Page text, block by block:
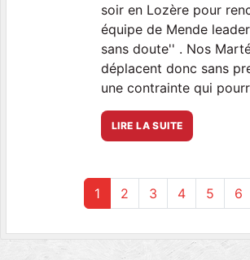
soir en Lozère pour
équipe de Mende
sans doute'' . Nos
déplacent donc sans
une contrainte qui
LIRE LA SUITE
1 2 3 4 5 6